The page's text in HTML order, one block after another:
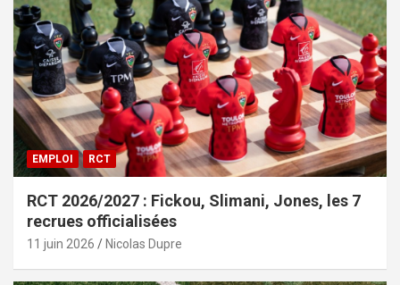
EMPLOI RCT
RCT 2026/2027 : Fickou, Slimani, Jones, les 7
recrues officialisées
11 juin 2026 Nicolas Dupre